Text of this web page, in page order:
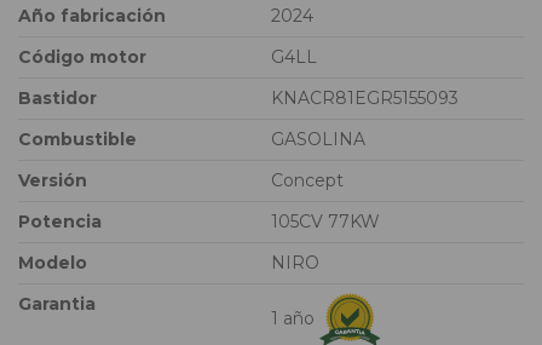
Año fabricación
2024
Código motor
G4LL
Bastidor
KNACR81EGR5155093
Combustible
GASOLINA
Versión
Concept
Potencia
105CV 77KW
Modelo
NIRO
Garantia
1 año